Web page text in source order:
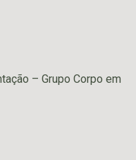
– Grupo Corpo em